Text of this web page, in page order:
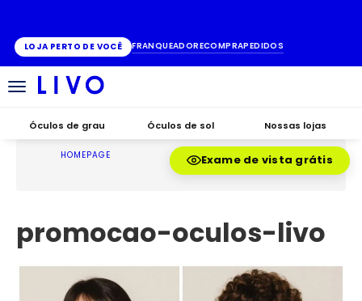
LOJA PERTO DE VOCÊ FRANQUEADORECOMPRAPEDIDOS
Alternar
Óculos de grau Óculos de sol Nossas lojas
Exame de vista grátis
HOMEPAGE
promocao-oculos-livo